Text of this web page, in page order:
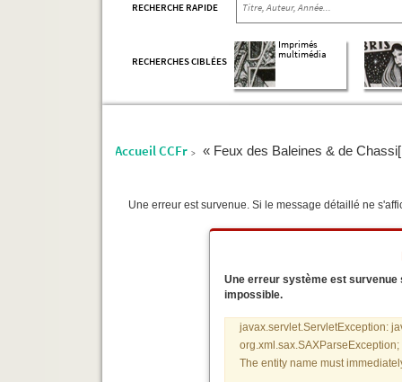
RECHERCHE RAPIDE
RECHERCHES CIBLÉES
Imprimés
multimédia
Accueil CCFr > « Feux des Baleines & de
Une erreur est survenue. Si le message détaillé ne
Une erreur système est survenue
impossible.
javax.servlet.ServletException:
The entity name must